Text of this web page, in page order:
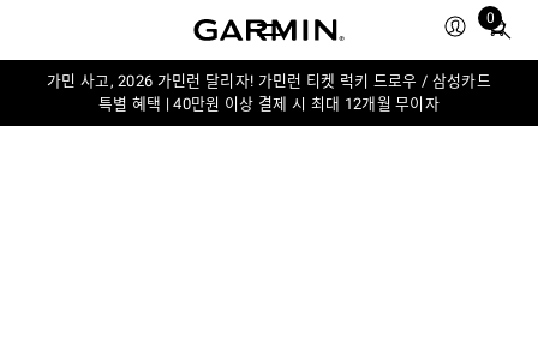
0
Total
in
가민 사고, 2026 가민런 달리자! 가민런 티켓 럭키 드로우 / 삼성카드
특별 혜택 | 40만원 이상 결제 시 최대 12개월 무이자